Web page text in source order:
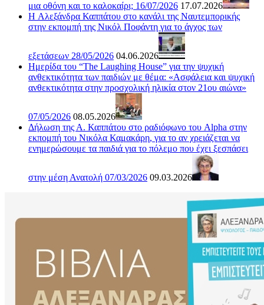
μια οθόνη και το καλοκαίρι; 16/07/2026 17.07.2026
H Αλεξάνδρα Καππάτου στο κανάλι της Ναυτεμπορικής
στην εκπομπή της Νικόλ Ποφάντη για το άγχος των
εξετάσεων 28/05/2026 04.06.2026
Ημερίδα του “The Laughing House” για την ψυχική
ανθεκτικότητα των παιδιών με θέμα: «Ασφάλεια και ψυχική
ανθεκτικότητα στην προσχολική ηλικία στον 21ου αιώνα»
07/05/2026 08.05.2026
Δήλωση της Α. Καππάτου στο ραδιόφωνο του Alpha στην
εκπομπή του Νικόλα Καμακάρη, για το αν χρειάζεται να
ενημερώσουμε τα παιδιά για το πόλεμο που έχει ξεσπάσει
στην μέση Ανατολή 07/03/2026 09.03.2026